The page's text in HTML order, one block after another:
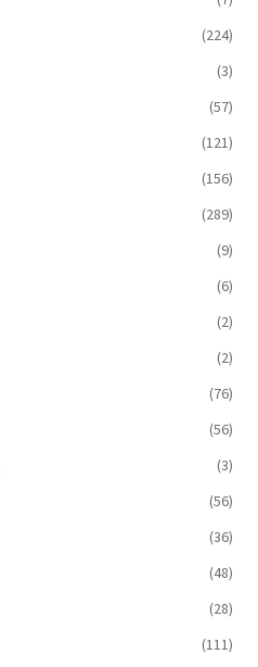
(224)
(3)
(57)
(121)
(156)
(289)
(9)
(6)
(2)
(2)
(76)
(56)
(3)
(56)
(36)
(48)
(28)
(111)